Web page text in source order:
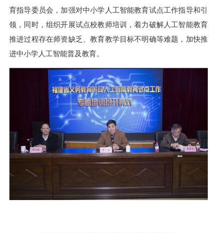
育指导委员会，加强对中小学人工智能教育试点工作指导和引
领，同时，组织开展试点校教师培训，着力破解人工智能教育
推进过程存在师资缺乏、教育教学目标不明确等难题，加快推
进中小学人工智能普及教育。